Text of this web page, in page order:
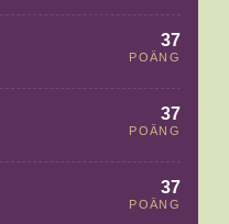
37
POÄNG
37
POÄNG
37
POÄNG